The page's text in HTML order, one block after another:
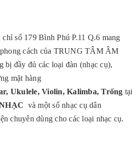
chỉ số 179 Bình Phú P.11 Q.6 mang
cách của TRUNG TÂM ÂM
đầy đủ các loại đàn (nhạc cụ),
mặt hàng
, Ukulele, Violin, Kalimba, Trống
và một số nhạc cụ dân
chuyên dùng cho các loại nhạc cụ.